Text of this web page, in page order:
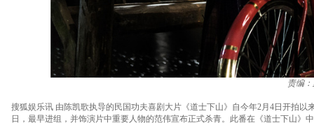
责编
搜狐娱乐讯 由陈凯歌执导的民国功夫喜剧大片《道士下山》自今年2月4日开
日，最早进组，并饰演片中重要人物的范伟宣布正式杀青。此番在《道士下山